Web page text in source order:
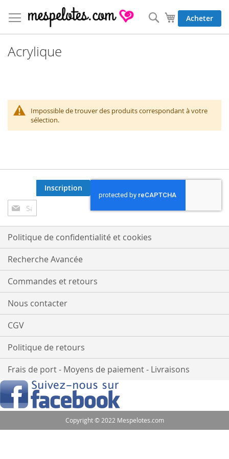
au
contenu
Mon panier
Acheter
Rechercher
Acrylique
Impossible de trouver des produits correspondant à votre
sélection.
Inscription
à
notre
lettre
d’information
:
Inscription
Politique de confidentialité et cookies
Recherche Avancée
Commandes et retours
Nous contacter
CGV
Politique de retours
Frais de port - Moyens de paiement - Livraisons
Copyright © 2022 Mespelotes.com